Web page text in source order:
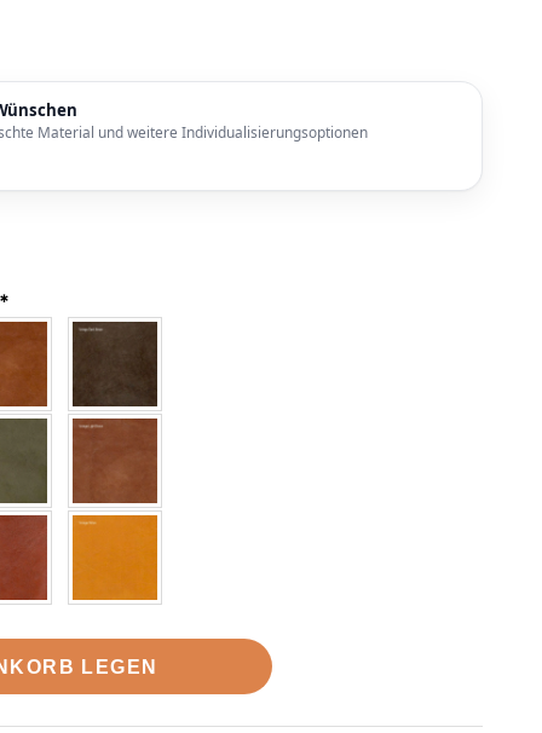
Material und weitere Individualisierungsoptionen
*
LEGEN